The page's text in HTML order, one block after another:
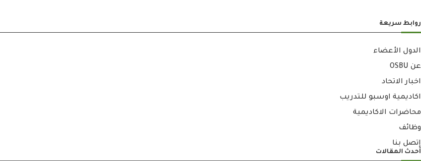
روابط سريعة
الدول الأعضاء
عن OSBU
اخبار الاتحاد
اكاديمية اوسبو للتدريب
محاضرات الاكاديمية
وظائف
إتصل بنا
أحدث المقالات